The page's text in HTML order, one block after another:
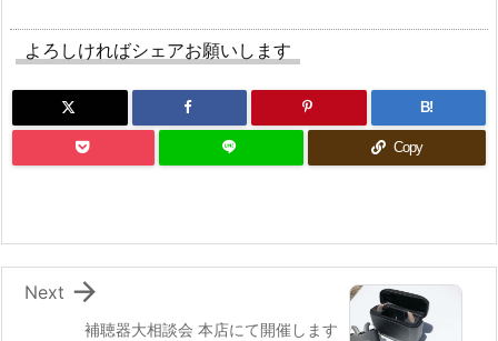
よろしければシェアお願いします
B!
Copy
補聴器大相談会 本店にて開催します

Next